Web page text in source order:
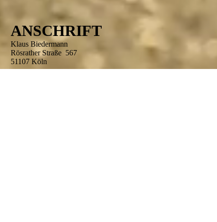
ANSCHRIFT
Klaus Biedermann
Rösrather Straße 567
51107 Köln